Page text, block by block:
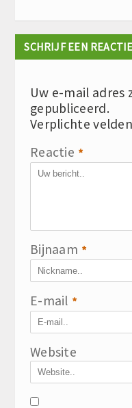
SCHRIJF EEN REACTIE
Uw e-mail adres
gepubliceerd.
Verplichte
Reactie *
Bijnaam *
E-mail *
Website